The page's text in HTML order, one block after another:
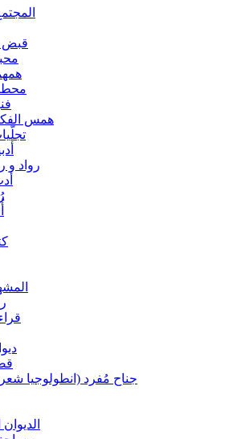
قبض
همس الفكر
رواد و
جناح مُفرد (انطولوجيا